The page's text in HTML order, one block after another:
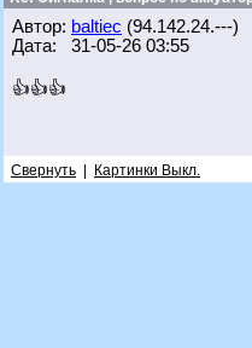
Автор: baltiec (94.142.24.---)
Дата: 31-05-26 03:55
👍👍👍
Свернуть Картинки Выкл.